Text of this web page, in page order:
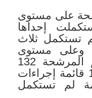
على مستوى
إحداها
تستكمل ثلاث
وعلى مستوى
الكليات، بلغ عدد القوائم المرشحة 132
قائمة، استكملت منها 112 قائمة إجراءات
مقابل 20 قائمة لم تستكمل